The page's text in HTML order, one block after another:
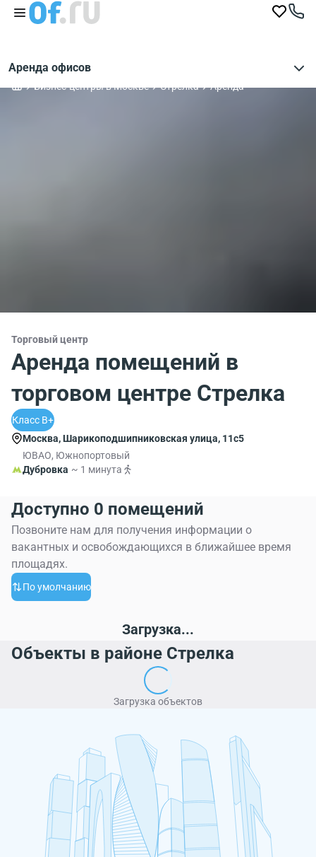
Аренда офисов
Бизнес-центры в Москве Стрелка Аренда
Торговый центр
Аренда помещений в
торговом центре Стрелка
Класс B+
Москва, Шарикоподшипниковская улица, 11с5
ЮВАО, Южнопортовый
Дубровка ~ 1 минута
Доступно 0 помещений
Позвоните нам для получения информации о
вакантных и освобождающихся в ближайшее время
площадях.
По умолчанию
Загрузка...
Объекты в районе Стрелка
Загрузка объектов